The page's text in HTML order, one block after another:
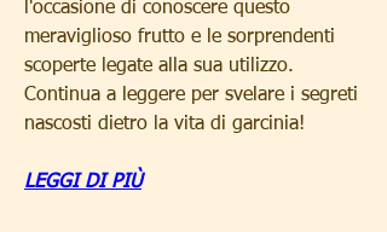
l'occasione di conoscere questo
meraviglioso frutto e le sorprendenti
scoperte legate alla sua utilizzo.
Continua a leggere per svelare i segreti
nascosti dietro la vita di garcinia!
LEGGI DI PIÙ